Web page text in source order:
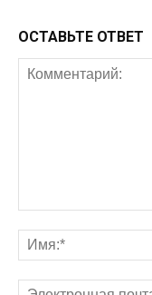
ОСТАВЬТЕ ОТВЕТ